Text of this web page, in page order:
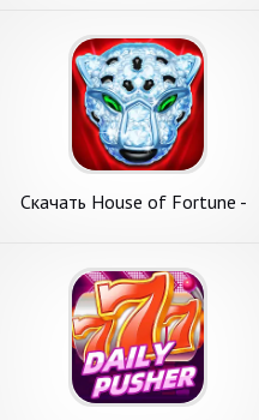
Скачать House of Fortune -